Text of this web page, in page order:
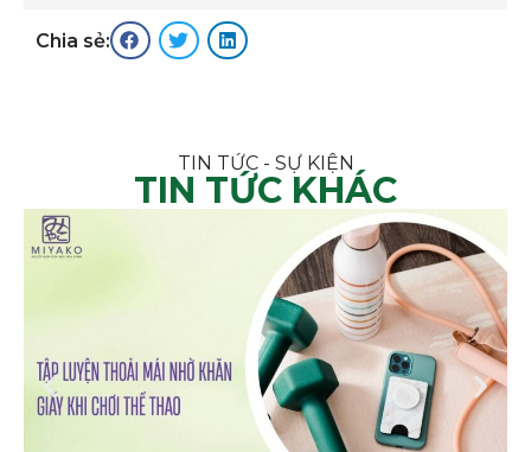
Chia sẻ:
TIN TỨC - SỰ KIỆN
TIN TỨC KHÁC